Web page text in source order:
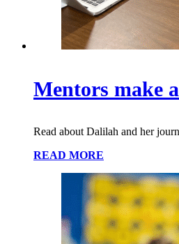
Mentors make
Read about Dalilah and her
READ MORE